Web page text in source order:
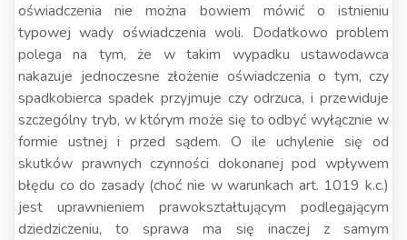
oświadczenia nie można bowiem mówić o istnieniu
typowej wady oświadczenia woli. Dodatkowo problem
polega na tym, że w takim wypadku ustawodawca
nakazuje jednoczesne złożenie oświadczenia o tym, czy
spadkobierca spadek przyjmuje czy odrzuca, i przewiduje
szczególny tryb, w którym może się to odbyć wyłącznie w
formie ustnej i przed sądem. O ile uchylenie się od
skutków prawnych czynności dokonanej pod wpływem
błędu co do zasady (choć nie w warunkach art. 1019 k.c.)
jest uprawnieniem prawokształtującym podlegającym
dziedziczeniu, to sprawa ma się inaczej z samym